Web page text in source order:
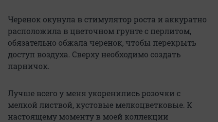
Черенок окунула в стимулятор роста и аккуратно
расположила в цветочном грунте с перлитом,
обязательно обжала черенок, чтобы перекрыть
доступ воздуха. Сверху необходимо создать
парничок.
Лучше всего у меня укоренились розочки с
мелкой листвой, кустовые мелкоцветковые. К
настоящему моменту в моей коллекции